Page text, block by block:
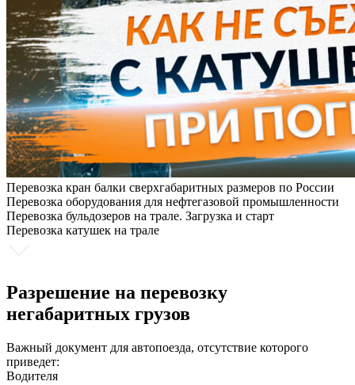
Перевозка кран балки сверхгабаритных размеров по России
Перевозка оборудования для нефтегазовой промышленности
Перевозка бульдозеров на трале. Загрузка и старт
Перевозка катушек на трале
Разрешение на перевозку
негабаритных грузов
Важный документ для автопоезда, отсутствие которого
приведет:
Водителя